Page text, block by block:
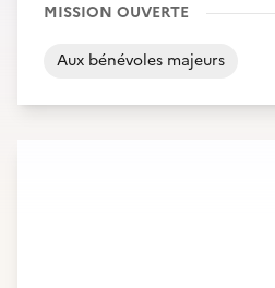
MISSION OUVERTE
Aux bénévoles majeurs